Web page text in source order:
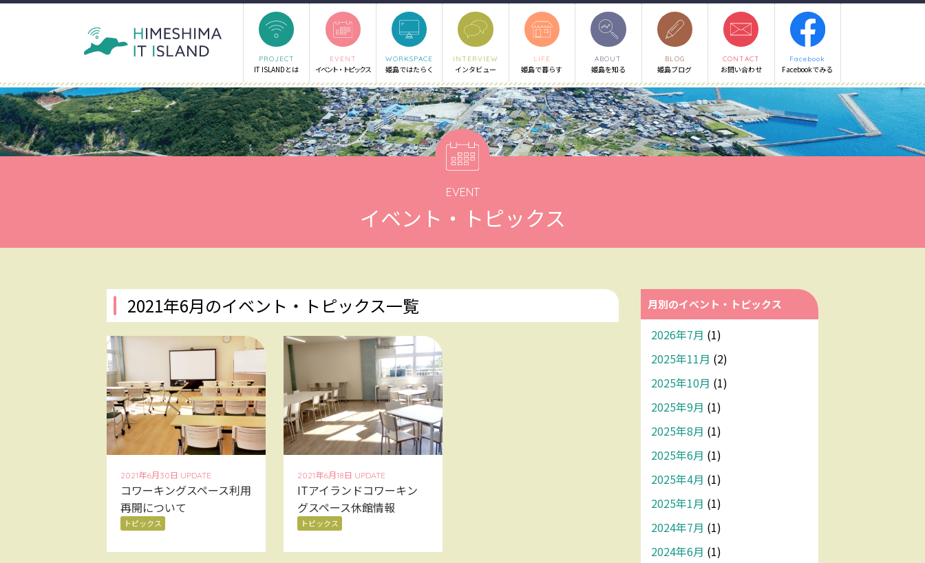
PROJECT
IT ISLANDとは
EVENT
イベント・トピックス
WORKSPACE
姫島ではたらく
INTERVIEW
インタビュー
LIFE
姫島で暮らす
ABOUT
姫島を知る
BLOG
姫島ブログ
CONTACT
お問い合わせ
Facebook
Facebookでみる
EVENT
イベント・トピックス
2021年6月のイベント・トピックス一覧
2021年6月30日 UPDATE
コワーキングスペース利用
再開について
トピックス
2021年6月18日 UPDATE
ITアイランドコワーキン
グスペース休館情報
トピックス
月別のイベント・トピックス
2026年7月 (1)
2025年11月 (2)
2025年10月 (1)
2025年9月 (1)
2025年8月 (1)
2025年6月 (1)
2025年4月 (1)
2025年1月 (1)
2024年7月 (1)
2024年6月 (1)